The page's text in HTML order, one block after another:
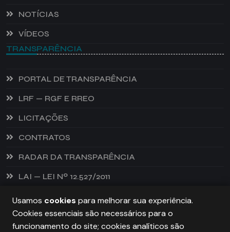
NOTÍCIAS
VÍDEOS
TRANSPARÊNCIA
PORTAL DE TRANSPARÊNCIA
LRF — RGF E RREO
LICITAÇÕES
CONTRATOS
RADAR DA TRANSPARÊNCIA
LAI — LEI Nº 12.527/2011
PREFEITURA DE CASTANHEIRA, TODOS OS DIREITOS
Usamos cookies para melhorar sua experiência.
Cookies essenciais são necessários para o
funcionamento do site; cookies analíticos são